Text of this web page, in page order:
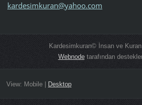
kardesimkuran@yahoo.com
Kardesimkuran© İnsan ve
Webnodetarafından
View: Mobile| Desktop